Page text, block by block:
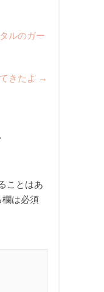
ルのガー
きたよ →
ことはあ
は必須